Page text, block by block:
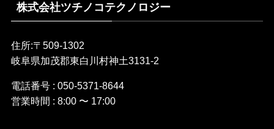
株式会社ツチノコテクノロジー
住所:〒509-1302
岐阜県加茂郡東白川村神土3131-2
電話番号 : 050-5371-8644
営業時間 : 8:00 〜 17:00